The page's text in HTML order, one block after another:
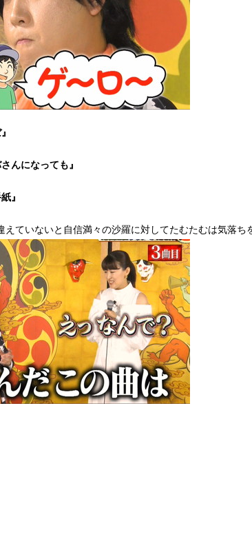
』
んになっても』
』
ていないと自信満々の沙羅に対してたむたむは気落ち